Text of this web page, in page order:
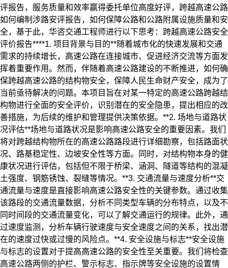
评报告，服务质量和效率赢得委托单位高度好评，跨越高速公路
如何编制涉路安评报告，如何保障公路和公路附属设施质量和安
全，基于此，华咨交通工程师进行以下思考：跨越高速公路安全
评价报告****1. 项目背景与目的**随着城市化的快速发展和交通
需求的持续增长，高速公路在连接城市、促进经济交流等方面发
挥着重要作用。然而，伴随着高速公路建设的不断推进，如何确
保跨越高速公路的结构物安全，保障人民生命财产安全，成为了
当前亟待解决的问题。本项目旨在对某一特定的高速公路跨越结
构物进行全面的安全评价，识别潜在的安全隐患，提出相应的改
善措施，为后续的维护和管理提供决策依据。**2. 场地与道路状
况评估**场地与道路状况是影响高速公路安全的重要因素。我们
将对跨越结构物所在的高速公路路段进行详细勘察，包括路面状
况、路基稳定性、边坡安全性等方面。同时，对结构物本身的健
康状况进行评估，包括但不限于桥梁、涵洞、隧道等结构的混凝
土强度、钢筋锈蚀、裂缝等情况。**3. 交通流量与速度分析**交
通流量与速度是直接影响高速公路安全性的关键参数。通过收集
该路段的交通流量数据，分析不同类型车辆的分布特点，以及不
同时间段的交通流量变化，可以了解交通运行的规律。此外，通
过速度监测，分析车辆行驶速度与安全速度之间的关系，找出潜
在的速度过快或过慢的风险点。**4. 安全设施与标志**安全设施
与标志的设置对于提高高速公路的安全性至关重要。我们将检查
高速公路两侧的护栏、警示标志、指示牌等安全设施的设置情